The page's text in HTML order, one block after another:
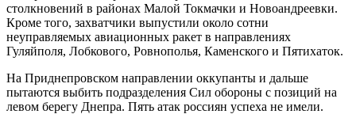
столкновений в районах Малой Токмачки и Новоандреевки.
Кроме того, захватчики выпустили около сотни
неуправляемых авиационных ракет в направлениях
Гуляйполя, Лобкового, Ровнополья, Каменского и Пятихаток.
На Приднепровском направлении оккупанты и дальше
пытаются выбить подразделения Сил обороны с позиций на
левом берегу Днепра. Пять атак россиян успеха не имели.